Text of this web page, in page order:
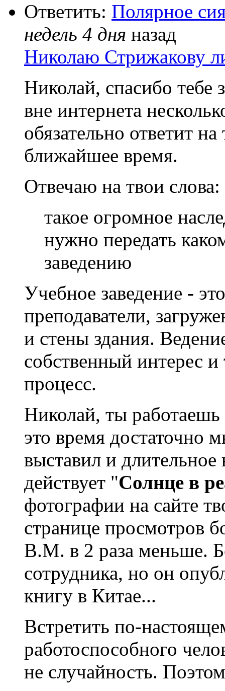
Ответить: Полярное
недель 4 дня назад
Николаю Стрижакову
Николай, спасибо
вне интернета
обязательно ответит
ближайшее время.
Отвечаю на твои слова:
такое огромное
нужно передать
заведению
Учебное заведение -
преподаватели,
и стены здания.
собственный интерес
процесс.
Николай, ты работаешь
это время достаточно
выставил и
действует "Солнце в
фотографии на сайте
странице просмотров
В.М. в 2 раза меньше.
сотрудника, но он
книгу в Китае...
Встретить по-
работоспособного
не случайность.